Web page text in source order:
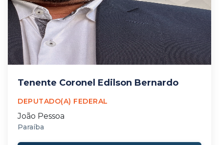
Tenente Coronel Edilson Bernardo
DEPUTADO(A) FEDERAL
João Pessoa
Paraíba